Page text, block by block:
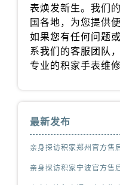
表焕发新生。我们
国各地，为您提供
如果您有任何问题
系我们的客服团队
专业的积家手表维
最新发布